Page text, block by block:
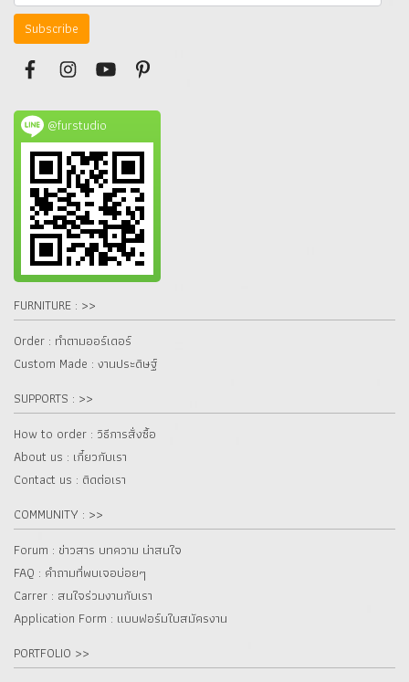
Subscribe
@furstudio
FURNITURE : >>
Order : ทำตามออร์เดอร์
Custom Made : งานประดิษฐ์
SUPPORTS : >>
How to order : วิธีการสั่งซื้อ
About us : เกี๋ยวกับเรา
Contact us : ติดต่อเรา
COMMUNITY : >>
Forum : ข่าวสาร บทความ น่าสนใจ
FAQ : คำถามที่พบเจอบ่อยๆ
Carrer : สนใจร่วมงานกับเรา
Application Form : แบบฟอร์มใบสมัครงาน
PORTFOLIO >>